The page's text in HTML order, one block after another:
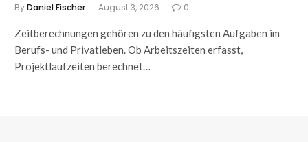
ByDaniel Fischer August 3, 2026 0
Zeitberechnungen gehören zu den häufigsten Aufgaben im
Berufs- und Privatleben. Ob Arbeitszeiten erfasst,
Projektlaufzeiten berechnet…